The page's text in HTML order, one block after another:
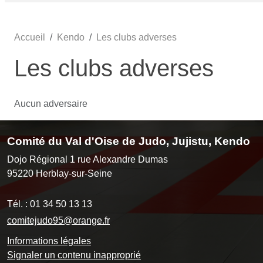
Accueil Kendo Les clubs adverses
Les clubs adverses
Aucun adversaire
Comité du Val d'Oise de Judo, Jujistu, Kendo
Dojo Régional 1 rue Alexandre Dumas
95220 Herblay-sur-Seine
Tél. : 01 34 50 13 13
comitejudo95@orange.fr
Informations légales
Signaler un contenu inapproprié